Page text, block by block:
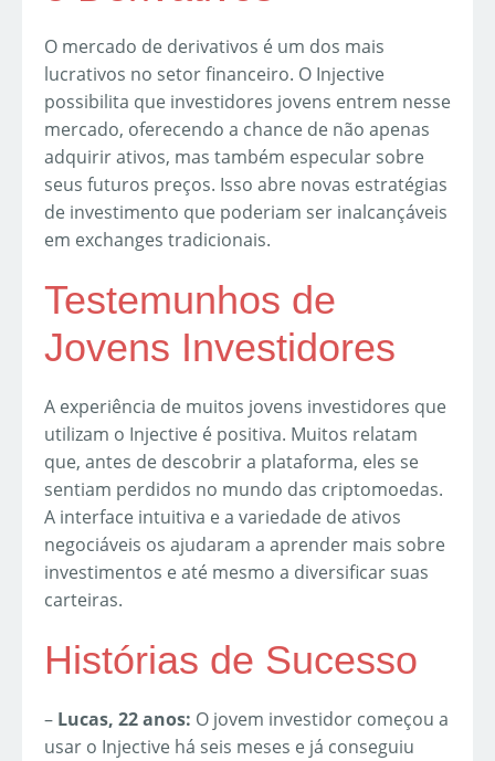
O mercado de derivativos é um dos mais
lucrativos no setor financeiro. O Injective
possibilita que investidores jovens entrem nesse
mercado, oferecendo a chance de não apenas
adquirir ativos, mas também especular sobre
seus futuros preços. Isso abre novas estratégias
de investimento que poderiam ser inalcançáveis
em exchanges tradicionais.
Testemunhos de
Jovens Investidores
A experiência de muitos jovens investidores que
utilizam o Injective é positiva. Muitos relatam
que, antes de descobrir a plataforma, eles se
sentiam perdidos no mundo das criptomoedas.
A interface intuitiva e a variedade de ativos
negociáveis os ajudaram a aprender mais sobre
investimentos e até mesmo a diversificar suas
carteiras.
Histórias de Sucesso
– Lucas, 22 anos: O jovem investidor começou a
usar o Injective há seis meses e já conseguiu